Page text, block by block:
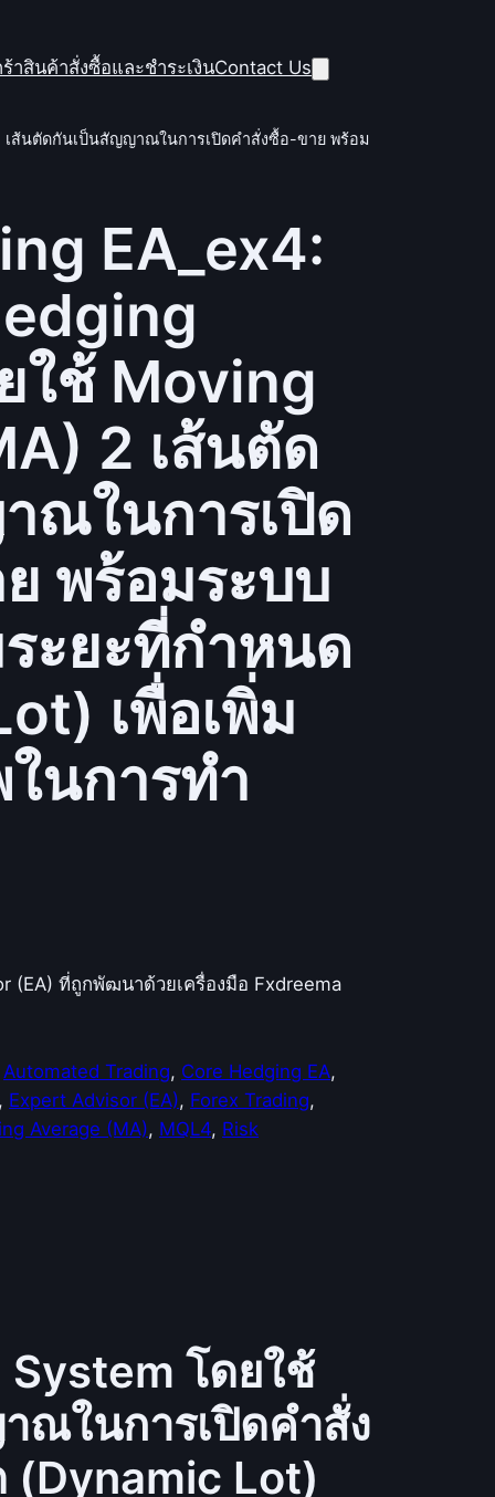
าสินค้าสั่งซื้อและชำระเงินContact Us
เส้นตัดกันเป็นสัญญาณในการเปิดคำสั่งซื้อ-ขาย พร้อม
EA_ex4:
ใช้ Moving
2 เส้นตัด
ณในการเปิด
พร้อมระบบ
ะยะที่กำหนด
เพื่อเพิ่ม
นการทำ
(EA) ที่ถูกพัฒนาด้วยเครื่องมือ Fxdreema
Automated Trading, Core Hedging EA
Expert Advisor (EA), Forex Trading
Average (MA), MQL4, Risk
โดยใช้
ณในการเปิดคำสั่ง
(Dynamic Lot)